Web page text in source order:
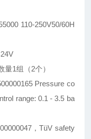
110-250V50/60H
1组（2个）
Pressure co
range: 0.1 - 3.5 ba
，TüV safety